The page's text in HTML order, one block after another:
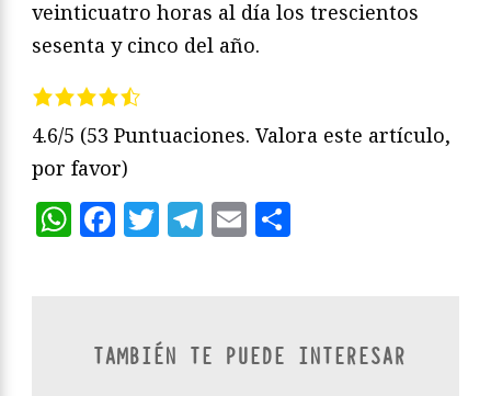
veinticuatro horas al día los trescientos
sesenta y cinco del año.
4.6/5 (53 Puntuaciones. Valora este artículo,
por favor)
WhatsApp
Facebook
Twitter
Telegram
Email
TAMBIÉN TE PUEDE INTERESAR